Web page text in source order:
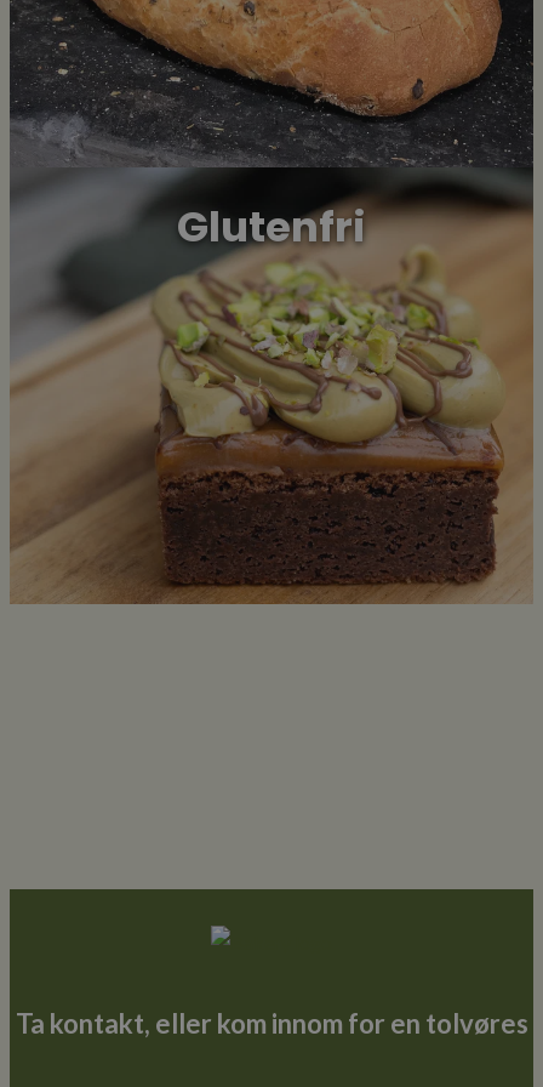
Glutenfri
Ta kontakt, eller kom innom for en tolvøres
cie-cart-key
google_auto_fc_cmp_setting
cie-session-api-key
_ga_MPSGJSVYG9
Forsørger/Domene
Utløpsdato
elfsight_viewed_recently
Elfsight
core.service.elfsight.com
_cfuvid .elfsight.com Sesjon